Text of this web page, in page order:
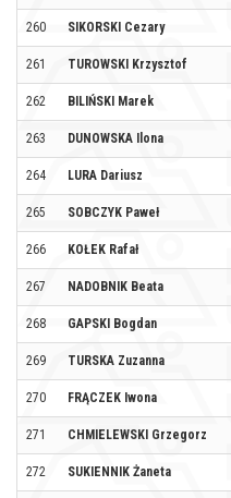
260 SIKORSKI Cezary
261 TUROWSKI Krzysztof
262 BILIŃSKI Marek
263 DUNOWSKA Ilona
264 LURA Dariusz
265 SOBCZYK Paweł
266 KOŁEK Rafał
267 NADOBNIK Beata
268 GAPSKI Bogdan
269 TURSKA Zuzanna
270 FRĄCZEK Iwona
271 CHMIELEWSKI Grzegorz
272 SUKIENNIK Żaneta